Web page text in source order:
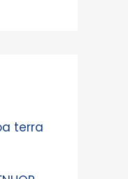
terra